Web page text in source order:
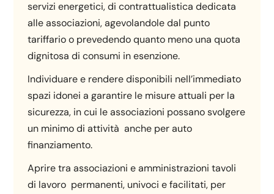
servizi energetici, di contrattualistica dedicata
alle associazioni, agevolandole dal punto
tariffario o prevedendo quanto meno una quota
dignitosa di consumi in esenzione.
Individuare e rendere disponibili nell’immediato
spazi idonei a garantire le misure attuali per la
sicurezza, in cui le associazioni possano svolgere
un minimo di attività anche per auto
finanziamento.
Aprire tra associazioni e amministrazioni tavoli
di lavoro permanenti, univoci e facilitati, per